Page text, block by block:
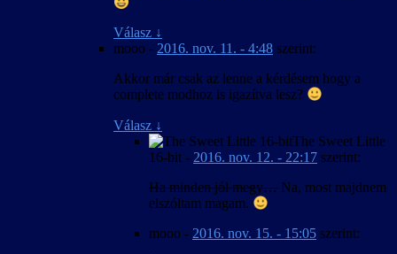
Válasz ↓
mooo - 2016. nov. 11. - 4:48 szerint:
Akkor már csak az lenne a kérdésem hogy a
complete modhoz is igazítva lesz?
Válasz ↓
The Sweet Little
16-bit - 2016. nov. 12. - 22:17 szerint:
Ha minden jól megy… Na, most majdnem
elszóltam magam.
mooo - 2016. nov. 15. - 15:05 szerint: